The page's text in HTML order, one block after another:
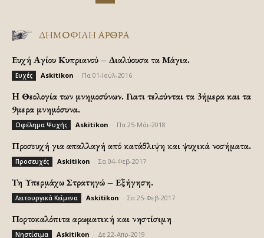
ΔΗΜΟΦΙΛΗ ΑΡΘΡΑ
Ευχή Αγίου Κυπριανού – Διαλύουσα τα Μάγια.
Ευχές Askitikon Πα 01-Ιούλ-2016
H Θεολογία των μνημοσύνων. Γιατι τελούνται τα 3ήμερα και τα
9μερα μνημόσυνα.
Ωφέλημα Ψυχής Askitikon Πα 25-Μάι-2018
Προσευχή για απαλλαγή από κατάθλιψη και ψυχικά νοσήματα.
Προσευχές Askitikon Σα 04-Φεβ-2017
Τη Υπερμάχω Στρατηγώ – Εξήγηση.
Λειτουργικά Κείμενα Askitikon Σα 25-Φεβ-2017
Πορτοκαλόπιτα αρωματική και νηστίσιμη
Νηστίσιμα Askitikon Δε 22-Απρ-2019